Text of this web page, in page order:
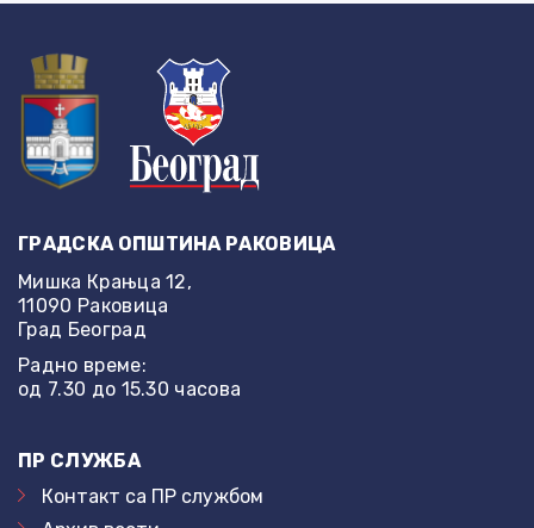
ГРАДСКА ОПШТИНА РАКОВИЦА
Мишка Крањца 12,
11090 Раковица
Град Београд
Радно време:
од 7.30 до 15.30 часова
ПР СЛУЖБА
Контакт са ПР службом